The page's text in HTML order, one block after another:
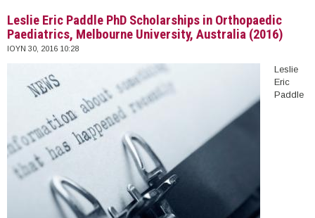
Leslie Eric Paddle PhD Scholarships in Orthopaedic
Paediatrics, Melbourne University, Australia (2016)
ΙΟΥΝ 30, 2016 10:28
Leslie
Eric
Paddle